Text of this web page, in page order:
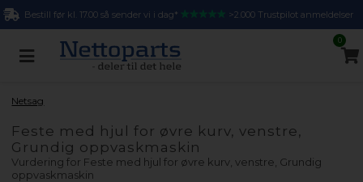
Bestill før kl. 17.00 så sender vi i dag* >2.000 Trustpilot anmeldelser
0
Netsag
Feste med hjul for øvre kurv, venstre,
Grundig oppvaskmaskin
Vurdering for Feste med hjul for øvre kurv, venstre, Grundig
oppvaskmaskin